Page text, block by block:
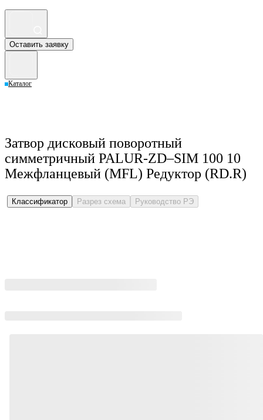
Оставить заявку
Каталог
Затвор дисковый поворотный
симметричный PALUR-ZD–SIM 100 10
Межфланцевый (MFL) Редуктор (RD.R)
Классификатор Разрез схема Руководство РЭ